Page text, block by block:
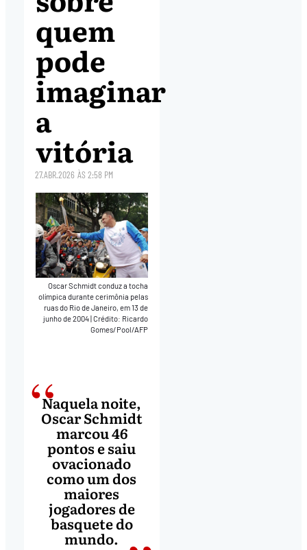
quem
pode
imaginar
a
vitória
27.ABR.2026 ÀS2:58 PM
Oscar Schmidt conduz a tocha
olímpica durante cerimônia pelas
ruas do Rio de Janeiro, em 13 de
junho de 2004|Crédito: Ricardo
Gomes/Pool/AFP
Naquela noite,
Oscar Schmidt
marcou 46
pontos e saiu
ovacionado
como um dos
maiores
jogadores de
basquete do
mundo.